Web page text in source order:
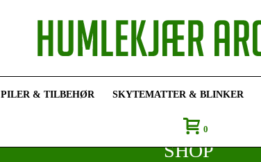
PILER & TILBEHØR SKYTEMATTER & BLINKER
0
SHOP